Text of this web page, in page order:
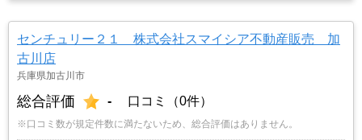
センチュリー２１ 株式会社スマイシア不動産販売 加
古川店
兵庫県加古川市
総合評価 - 口コミ（0件）
※口コミ数が規定件数に満たないため、総合評価はありません。